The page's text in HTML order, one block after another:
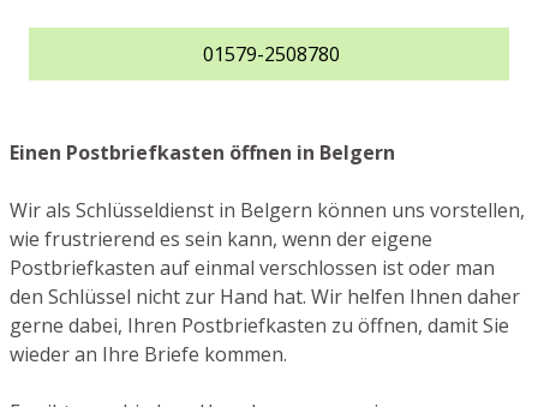
01579-2508780
Einen Postbriefkasten öffnen in Belgern
Wir als Schlüsseldienst in Belgern können uns vorstellen,
wie frustrierend es sein kann, wenn der eigene
Postbriefkasten auf einmal verschlossen ist oder man
den Schlüssel nicht zur Hand hat. Wir helfen Ihnen daher
gerne dabei, Ihren Postbriefkasten zu öffnen, damit Sie
wieder an Ihre Briefe kommen.